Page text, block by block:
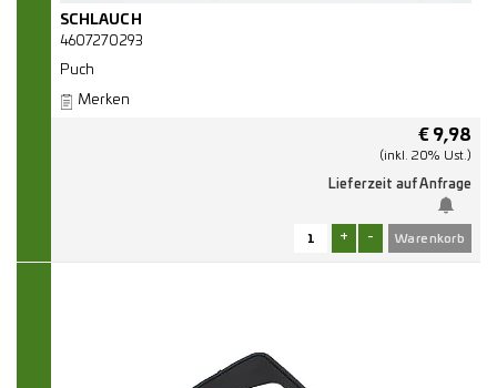
SCHLAUCH
4607270293
Puch
Merken
€ 9,98
(inkl. 20% Ust.)
Lieferzeit auf Anfrage
+ -